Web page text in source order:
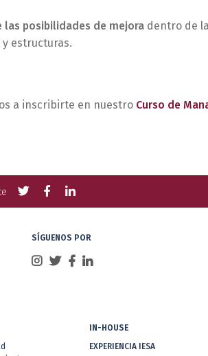
posibilidades de mejora dentro de
estructuras.
a inscribirte en nuestro Curso de
Compartir
con
Twitter
Compartir
con
Compartir
con
SÍGUENOS POR
IN-HOUSE
EXPERIENCIA IESA